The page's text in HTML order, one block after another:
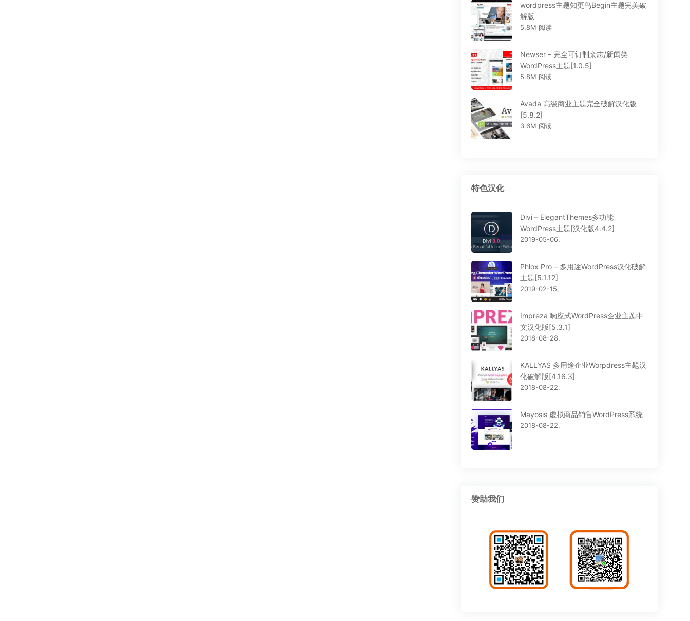
wordpress主题知更鸟Begin主题完美破
解版
5.8M 阅读
Newser – 完全可订制杂志/新闻类
WordPress主题[1.0.5]
5.8M 阅读
Avada 高级商业主题完全破解汉化版
[5.8.2]
3.6M 阅读
特色汉化
Divi – ElegantThemes多功能
WordPress主题[汉化版4.4.2]
2019-05-06,
Phlox Pro – 多用途WordPress汉化破解
主题[5.1.12]
2019-02-15,
Impreza 响应式WordPress企业主题中
文汉化版[5.3.1]
2018-08-28,
KALLYAS 多用途企业Worpdress主题汉
化破解版[4.16.3]
2018-08-22,
Mayosis 虚拟商品销售WordPress系统
2018-08-22,
赞助我们